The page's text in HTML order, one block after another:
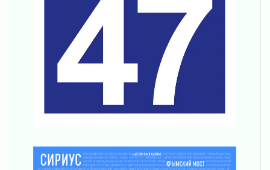
Важная информация
04 августа 2026
Что делать со сбережениями
04 августа 2026
Награды нашли строителей
Ленобласть повышает производительность
Поддержка волонтерских объединений
03 августа 2026